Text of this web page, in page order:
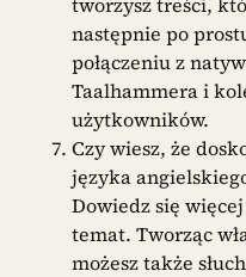
następnie po
połączeniu z
Taalhammera i
użytkowników.
Czy wiesz, że
języka
Dowiedz się więcej
temat. Tworząc
możesz także